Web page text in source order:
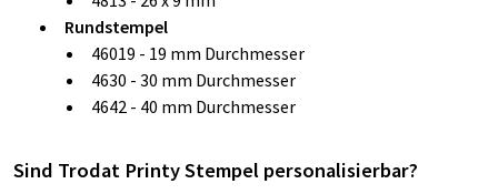
Rundstempel
46019 - 19 mm Durchmesser
4630 - 30 mm Durchmesser
4642 - 40 mm Durchmesser
Sind Trodat Printy Stempel personalisierbar?